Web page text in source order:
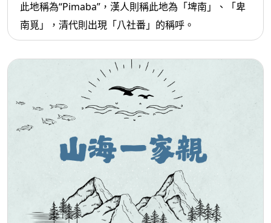
此地稱為“Pimaba”，漢人則稱此地為「埤南」、「卑
南覓」，清代則出現「八社番」的稱呼。